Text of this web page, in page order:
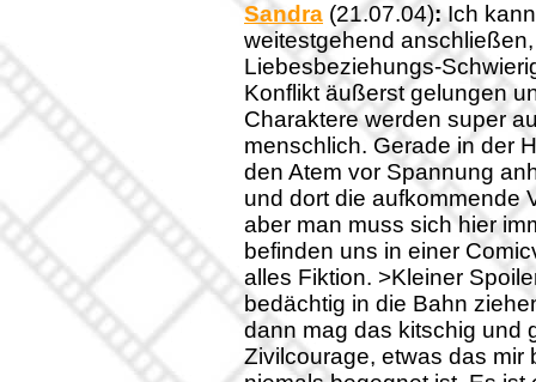
Sandra (21.07.04):Ich
weitestgehend
Liebesbeziehungs-
Konflikt äußerst gelungen
Charaktere werden super
menschlich. Gerade in der
den Atem vor Spannung
und dort die aufkommende
aber man muss sich hier
befinden uns in einer
alles Fiktion. >Kleiner
bedächtig in die Bahn
dann mag das kitschig und
Zivilcourage, etwas das mir